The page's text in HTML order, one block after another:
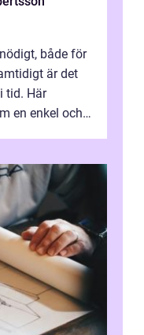
både för
är det
tid. Här
en enkel och